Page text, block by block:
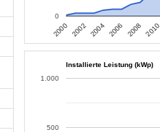
2000 2002 2004 2006 2008 2010
0
Installierte Leistung (kWp)
500
1.000